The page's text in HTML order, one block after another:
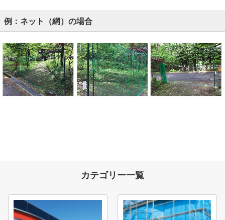
例：ネット（網）の場合
カテゴリー一覧